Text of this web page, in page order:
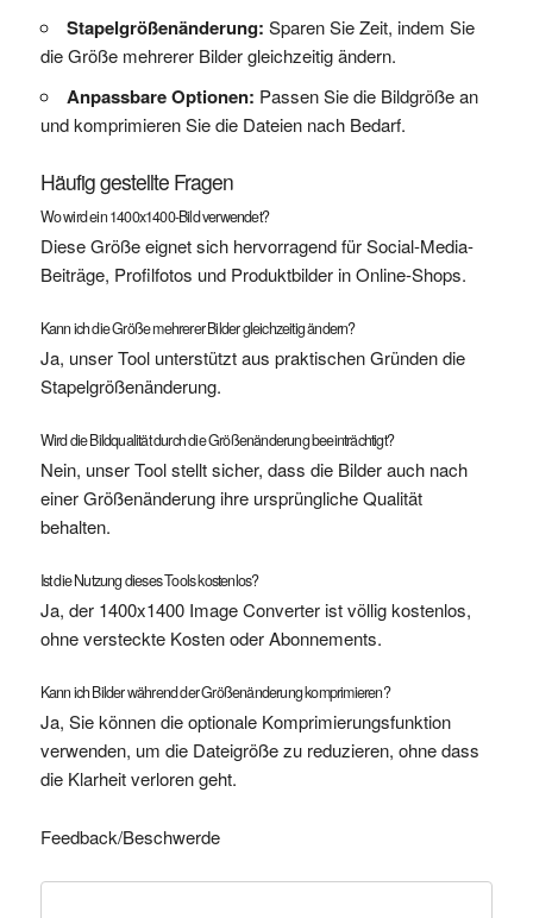
Stapelgrößenänderung: Sparen Sie Zeit, indem Sie
die Größe mehrerer Bilder gleichzeitig ändern.
Anpassbare Optionen: Passen Sie die Bildgröße an
und komprimieren Sie die Dateien nach Bedarf.
Häufig gestellte Fragen
Wo wird ein 1400x1400-Bild verwendet?
Diese Größe eignet sich hervorragend für Social-Media-
Beiträge, Profilfotos und Produktbilder in Online-Shops.
Kann ich die Größe mehrerer Bilder gleichzeitig ändern?
Ja, unser Tool unterstützt aus praktischen Gründen die
Stapelgrößenänderung.
Wird die Bildqualität durch die Größenänderung beeinträchtigt?
Nein, unser Tool stellt sicher, dass die Bilder auch nach
einer Größenänderung ihre ursprüngliche Qualität
behalten.
Ist die Nutzung dieses Tools kostenlos?
Ja, der 1400x1400 Image Converter ist völlig kostenlos,
ohne versteckte Kosten oder Abonnements.
Kann ich Bilder während der Größenänderung komprimieren?
Ja, Sie können die optionale Komprimierungsfunktion
verwenden, um die Dateigröße zu reduzieren, ohne dass
die Klarheit verloren geht.
Feedback/Beschwerde